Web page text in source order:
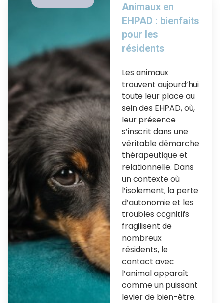
Animaux en
EHPAD : bienfaits
pour les
résidents
Les animaux
trouvent aujourd’hui
toute leur place au
sein des EHPAD, où,
leur présence
s’inscrit dans une
véritable démarche
thérapeutique et
relationnelle. Dans
un contexte où
l’isolement, la perte
d’autonomie et les
troubles cognitifs
fragilisent de
nombreux
résidents, le
contact avec
l’animal apparaît
comme un puissant
levier de bien-être.